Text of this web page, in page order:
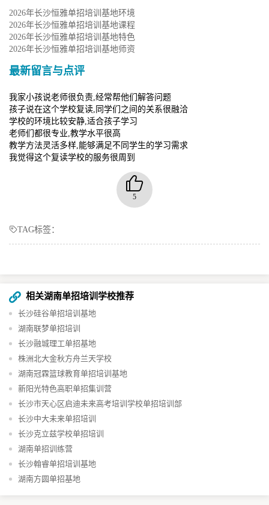
2026年长沙恒雅单招培训基地环境​
2026年长沙恒雅单招培训基地课程​
2026年长沙恒雅单招培训基地特色​
2026年长沙恒雅单招培训基地师资​
最新留言与点评
我家小孩说老师很负责,经常帮他们解答问题
孩子说在这个学校复读,同学们之间的关系很融洽
学校的环境比较安静,适合孩子学习
老师们都很专业,教学水平很高
教学方法灵活多样,能够满足不同学生的学习需求
我觉得这个复读学校的服务很周到
5
TAG标签：
相关湖南单招培训学校推荐
长沙硅谷单招培训基地​
湖南联梦单招培训
长沙融城理工单招基地
株洲北大金秋方舟兰天学校
湖南冠霖篮球教育单招培训基地
新阳光特色高职单招集训营
长沙市天心区启迪未来高考培训学校单招培训部
长沙中大未来单招培训
长沙克立兹学校单招培训
湖南单招训练营
长沙翰睿单招培训基地
湖南方圆单招基地